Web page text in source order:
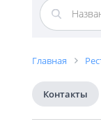
Главная
Контакты